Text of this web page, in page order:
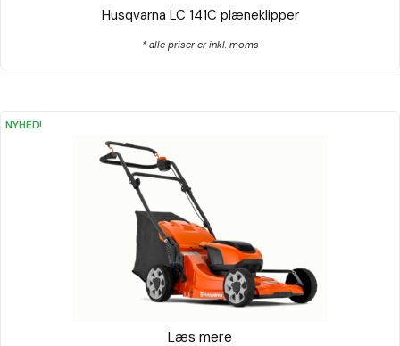
Husqvarna LC 141C plæneklipper
* alle priser er inkl. moms
Læs mere
NYHED!